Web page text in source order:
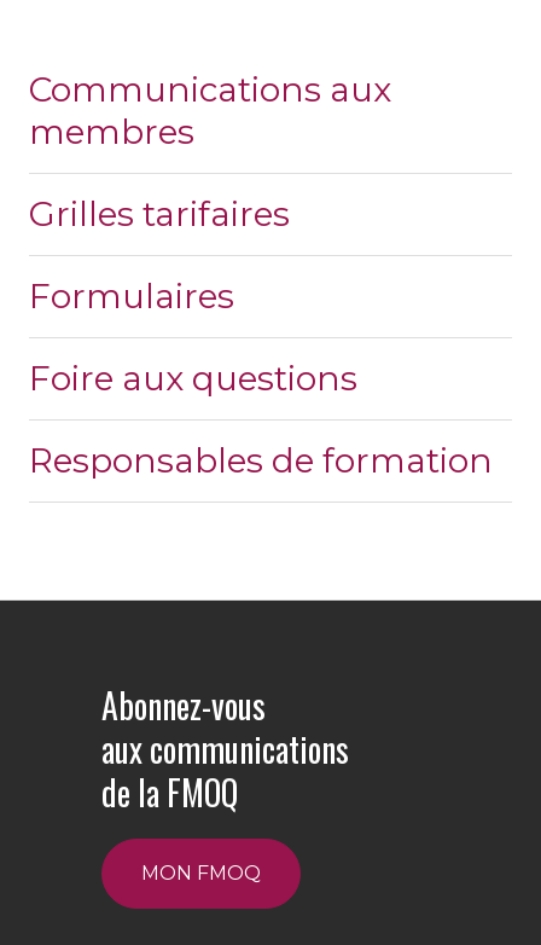
Communications aux
membres
Grilles tarifaires
Formulaires
Foire aux questions
Responsables de formation
Abonnez-vous
aux communications
de la FMOQ
MON FMOQ